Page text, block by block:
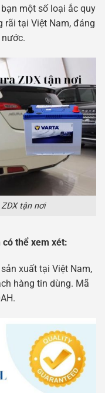
một số loại ắc quy
tại Việt Nam, đáng
tận nơi
có thể xem xét:
sản xuất tại Việt Nam,
hàng tin dùng. Mã